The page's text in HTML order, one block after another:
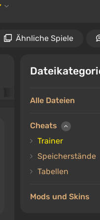
Ähnliche Spiele
Alle Dateien
Cheats
Trainer
Speicherstände
Tabellen
Mods und Skins